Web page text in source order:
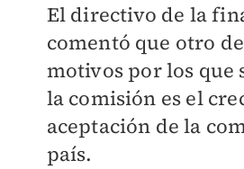
El directivo de la
comentó que otro
motivos por los que
la comisión es el
aceptación de la
país.